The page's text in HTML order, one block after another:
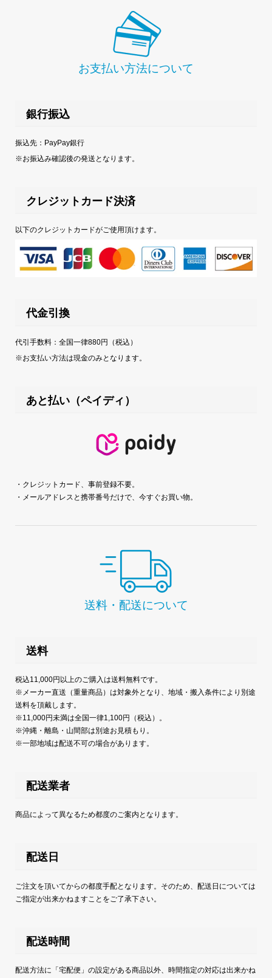
お支払い方法について
銀行振込
振込先：PayPay銀行
※お振込み確認後の発送となります。
クレジットカード決済
以下のクレジットカードがご使用頂けます。
代金引換
代引手数料：全国一律880円（税込）
※お支払い方法は現金のみとなります。
あと払い（ペイディ）
・クレジットカード、事前登録不要。
・メールアドレスと携帯番号だけで、今すぐお買い物。
送料・配送について
送料
税込11,000円以上のご購入は送料無料です。
※メーカー直送（重量商品）は対象外となり、地域・搬入条件により別途
送料を頂戴します。
※11,000円未満は全国一律1,100円（税込）。
※沖縄・離島・山間部は別途お見積もり。
※一部地域は配送不可の場合があります。
配送業者
商品によって異なるため都度のご案内となります。
配送日
ご注文を頂いてからの都度手配となります。そのため、配送日については
ご指定が出来かねますことをご了承下さい。
配送時間
配送方法に「宅配便」の設定がある商品以外、時間指定の対応は出来かね